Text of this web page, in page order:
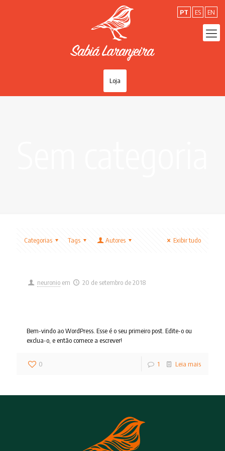
Loja
Categorias Tags Autores Exibir tudo
neuronio em 20 de setembro de 2018
Bem-vindo ao WordPress. Esse é o seu primeiro post. Edite-o ou
exclua-o, e então comece a escrever!
0 1 Leia mais
PT ES EN